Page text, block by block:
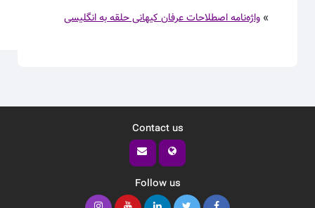
» واژه‌نامه اصطلاحات عرفان کیهانی حلقه به انگلیسی
Contact us
Follow us